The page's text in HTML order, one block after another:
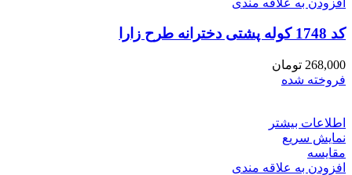
افزودن به علاقه مندی
کد 1748 کوله پشتی دخترانه طرح زارا
268,000 تومان
فروخته شده
اطلاعات بیشتر
نمایش سریع
مقايسه
افزودن به علاقه مندی